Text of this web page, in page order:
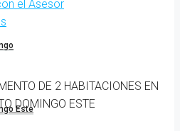
Este
el Asesor
DE 2 HABITACIONES EN
DOMINGO ESTE